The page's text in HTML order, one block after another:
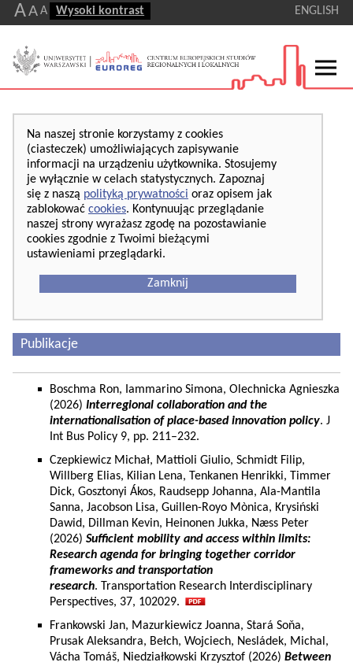
AA A Wysoki kontrast ENGLISH
Na naszej stronie korzystamy z cookies
(ciasteczek) umożliwiających zapisywanie
informacji na urządzeniu użytkownika. Stosujemy
je wyłącznie w celach statystycznych. Zapoznaj
się z naszą polityką prywatności oraz opisem jak
zablokować cookies. Kontynuując przeglądanie
naszej strony wyrażasz zgodę na pozostawianie
cookies zgodnie z Twoimi bieżącymi
ustawieniami przeglądarki.
Zamknij
Publikacje
Boschma Ron, Iammarino Simona, Olechnicka Agnieszka
(2026) Interregional collaboration and the
internationalisation of place-based innovation policy. J
Int Bus Policy 9, pp. 211–232.
Czepkiewicz Michał, Mattioli Giulio, Schmidt Filip,
Willberg Elias, Kilian Lena, Tenkanen Henrikki, Timmer
Dick, Gosztonyi Ákos, Raudsepp Johanna, Ala-Mantila
Sanna, Jacobson Lisa, Guillen-Royo Mònica, Krysiński
Dawid, Dillman Kevin, Heinonen Jukka, Næss Peter
(2026) Sufficient mobility and access within limits:
Research agenda for bringing together corridor
frameworks and transportation
research. Transportation Research Interdisciplinary
Perspectives, 37, 102029.
Frankowski Jan, Mazurkiewicz Joanna, Stará Soňa,
Prusak Aleksandra, Bełch, Wojciech, Nesládek, Michal,
Vácha Tomáš, Niedziałkowski Krzysztof (2026) Between